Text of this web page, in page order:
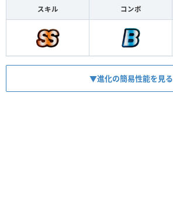
スキル コンボ
▼進化の簡易性能を見る